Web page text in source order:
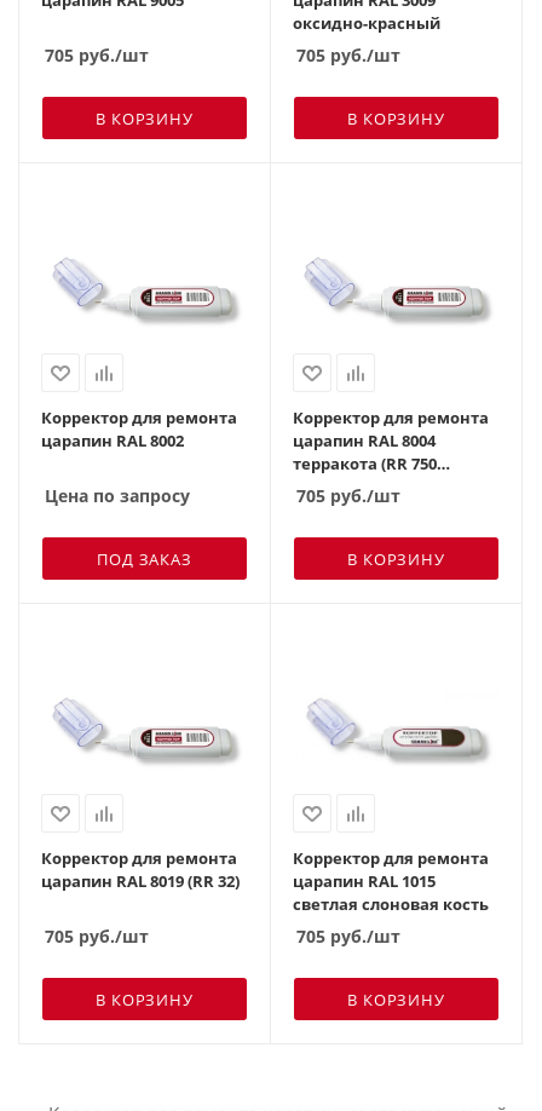
705 руб./шт
В КОРЗИНУ
оксидно-красный
705 руб./шт
В КОРЗИНУ
Корректор для ремонта
царапин RAL 8002
Цена по запросу
ПОД ЗАКАЗ
Корректор для ремонта
царапин RAL 8004
терракота (RR 750
кирпично-красный)
705 руб./шт
В КОРЗИНУ
Корректор для ремонта
царапин RAL 8019 (RR 32)
705 руб./шт
В КОРЗИНУ
Корректор для ремонта
царапин RAL 1015
светлая слоновая кость
705 руб./шт
В КОРЗИНУ